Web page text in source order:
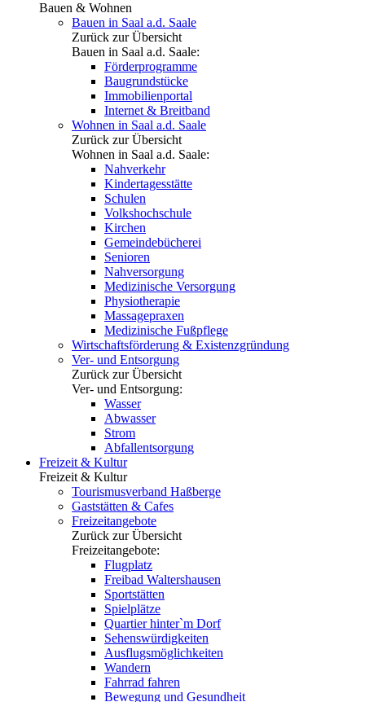
Bauen & Wohnen
Bauen in Saal a.d. Saale
Zurück zur Übersicht
Bauen in Saal a.d. Saale:
Förderprogramme
Baugrundstücke
Immobilienportal
Internet & Breitband
Wohnen in Saal a.d. Saale
Zurück zur Übersicht
Wohnen in Saal a.d. Saale:
Nahverkehr
Kindertagesstätte
Schulen
Volkshochschule
Kirchen
Gemeindebücherei
Senioren
Nahversorgung
Medizinische Versorgung
Physiotherapie
Massagepraxen
Medizinische Fußpflege
Wirtschaftsförderung & Existenzgründung
Ver- und Entsorgung
Zurück zur Übersicht
Ver- und Entsorgung:
Wasser
Abwasser
Strom
Abfallentsorgung
Freizeit & Kultur
Freizeit & Kultur
Tourismusverband Haßberge
Gaststätten & Cafes
Freizeitangebote
Zurück zur Übersicht
Freizeitangebote:
Flugplatz
Freibad Waltershausen
Sportstätten
Spielplätze
Quartier hinter`m Dorf
Sehenswürdigkeiten
Ausflugsmöglichkeiten
Wandern
Fahrrad fahren
Bewegung und Gesundheit